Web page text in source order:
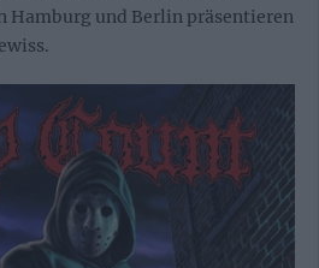
Hamburg und Berlin präsentieren